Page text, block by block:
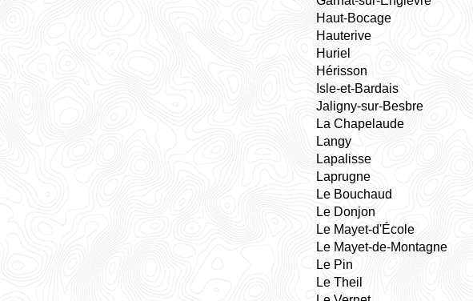
Haut-Bocage
Hauterive
Huriel
Hérisson
Isle-et-Bardais
Jaligny-sur-Besbre
La Chapelaude
Langy
Lapalisse
Laprugne
Le Bouchaud
Le Donjon
Le Mayet-d'École
Le Mayet-de-Montagne
Le Pin
Le Theil